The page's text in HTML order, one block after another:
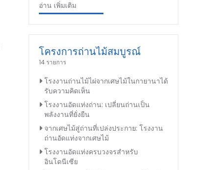
อ่าน เพิ่มเติม
โครงการถ่านไม้สมบูรณ์
14 รายการ
โรงงานถ่านไม้ไผ่จากเศษไม้ในกายานาได้
รับความคิดเห็น
โรงงานอัดแท่งถ่าน: เปลี่ยนถ่านเป็น
พลังงานที่ยั่งยืน
จากเศษไม้สู่ถ่านที่เปล่งประกาย: โรงงาน
ถ่านอัดแท่งจากเศษไม้
โรงงานอัดแท่งครบวงจรสำหรับ
อินโดนีเซีย